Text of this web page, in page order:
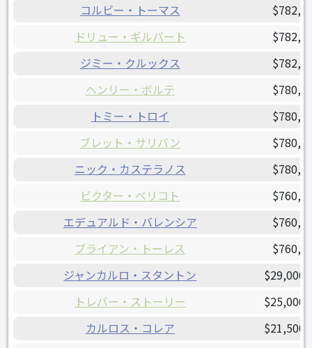
コルビー・トーマス
ドリュー・ギルバート
ジミー・クルックス
ヘンリー・ボルテ
トミー・トロイ
ブレット・サリバン
ニック・カステラノス
ビクター・ベリコト
エデュアルド・バレンシア
ブライアン・トーレス
ジャンカルロ・スタントン
トレバー・ストーリー
カルロス・コレア